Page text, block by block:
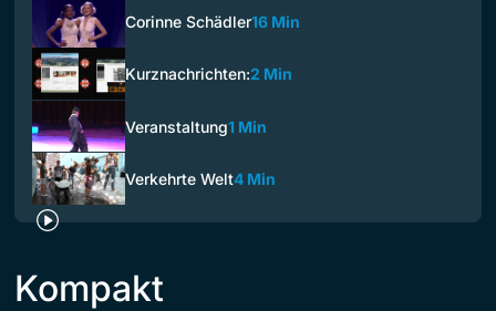
Corinne Schädler16 Min
Kurznachrichten:2 Min
Veranstaltung1 Min
Verkehrte Welt4 Min
Kompakt